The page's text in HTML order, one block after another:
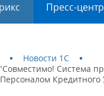
Пресс-центр
Новости 1С
Система